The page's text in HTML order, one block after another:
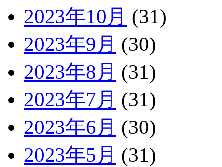
2023年10月 (31)
2023年9月 (30)
2023年8月 (31)
2023年7月 (31)
2023年6月 (30)
2023年5月 (31)